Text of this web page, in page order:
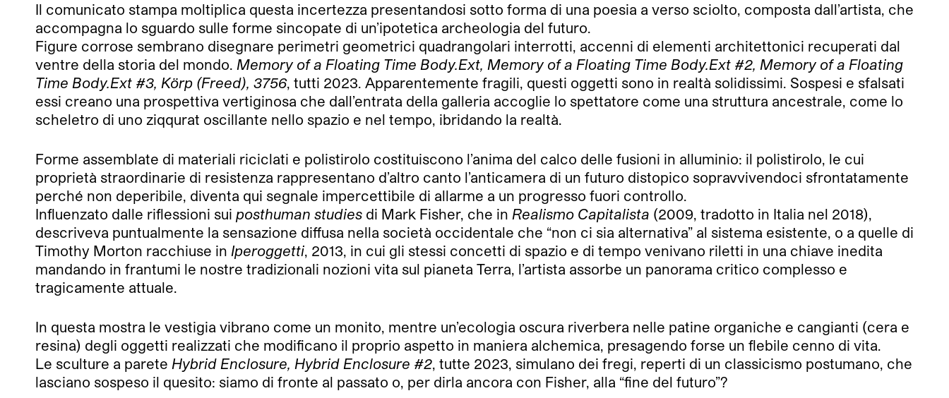
Il comunicato stampa moltiplica questa incertezza presentandosi sotto forma di una poesia a verso sciolto, composta dall’artista, che
accompagna lo sguardo sulle forme sincopate di un’ipotetica archeologia del futuro.
Figure corrose sembrano disegnare perimetri geometrici quadrangolari interrotti, accenni di elementi architettonici recuperati dal
ventre della storia del mondo. Memory of a Floating Time Body.Ext, Memory of a Floating Time Body.Ext #2, Memory of a Floating
Time Body.Ext #3, Körp (Freed), 3756, tutti 2023. Apparentemente fragili, questi oggetti sono in realtà solidissimi. Sospesi e sfalsati
essi creano una prospettiva vertiginosa che dall’entrata della galleria accoglie lo spettatore come una struttura ancestrale, come lo
scheletro di uno ziqqurat oscillante nello spazio e nel tempo, ibridando la realtà.
Forme assemblate di materiali riciclati e polistirolo costituiscono l’anima del calco delle fusioni in alluminio: il polistirolo, le cui
proprietà straordinarie di resistenza rappresentano d’altro canto l’anticamera di un futuro distopico sopravvivendoci sfrontatamente
perché non deperibile, diventa qui segnale impercettibile di allarme a un progresso fuori controllo.
Influenzato dalle riflessioni sui posthuman studies di Mark Fisher, che in Realismo Capitalista (2009, tradotto in Italia nel 2018),
descriveva puntualmente la sensazione diffusa nella società occidentale che “non ci sia alternativa” al sistema esistente, o a quelle di
Timothy Morton racchiuse in Iperoggetti, 2013, in cui gli stessi concetti di spazio e di tempo venivano riletti in una chiave inedita
mandando in frantumi le nostre tradizionali nozioni vita sul pianeta Terra, l’artista assorbe un panorama critico complesso e
tragicamente attuale.
In questa mostra le vestigia vibrano come un monito, mentre un’ecologia oscura riverbera nelle patine organiche e cangianti (cera e
resina) degli oggetti realizzati che modificano il proprio aspetto in maniera alchemica, presagendo forse un flebile cenno di vita.
Le sculture a parete Hybrid Enclosure, Hybrid Enclosure #2, tutte 2023, simulano dei fregi, reperti di un classicismo postumano, che
lasciano sospeso il quesito: siamo di fronte al passato o, per dirla ancora con Fisher, alla “fine del futuro”?